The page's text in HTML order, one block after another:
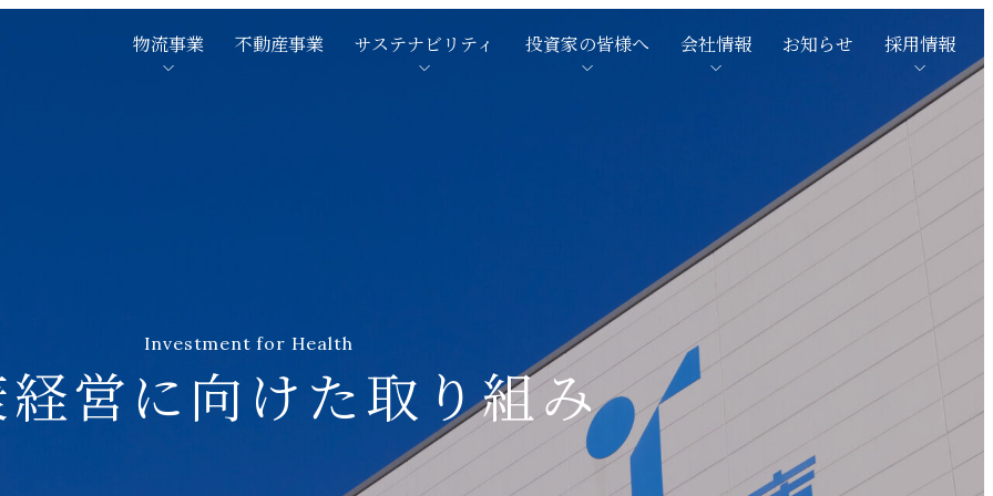
物流事業 不動産事業 サステナビリティ 投資家の皆様へ 会社情報 お知らせ 採用情報
Investment for Health
営に向けた取り組み